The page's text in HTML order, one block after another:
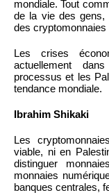
mondiale. Tout
de la vie des gens,
des cryptomonnaies
Les crises
actuellement
processus et les
tendance mondiale.
Ibrahim Shikaki
Les
viable, ni en
distinguer
monnaies
banques centrales,